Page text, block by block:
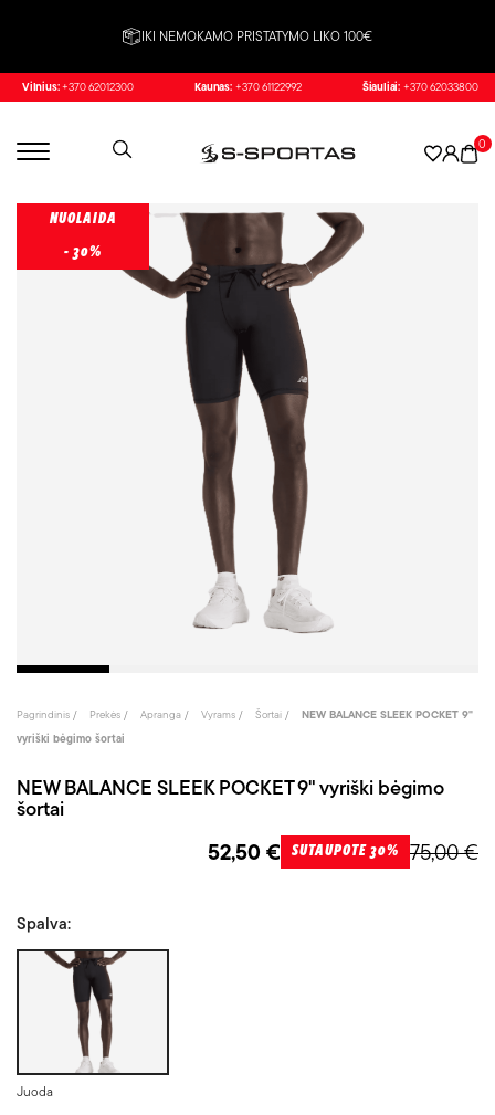
IKI NEMOKAMO PRISTATYMO LIKO 100€
Vilnius: +370 62012300 Kaunas: +370 61122992 Šiauliai: +370 62033800
0
NUOLAIDA
- 30%
Pagrindinis Prekės Apranga Vyrams Šortai
NEW BALANCE SLEEK POCKET 9"
vyriški bėgimo šortai
NEW BALANCE SLEEK POCKET 9" vyriški bėgimo
šortai
75,00 €
52,50 € SUTAUPOTE 30%
Spalva:
Juoda